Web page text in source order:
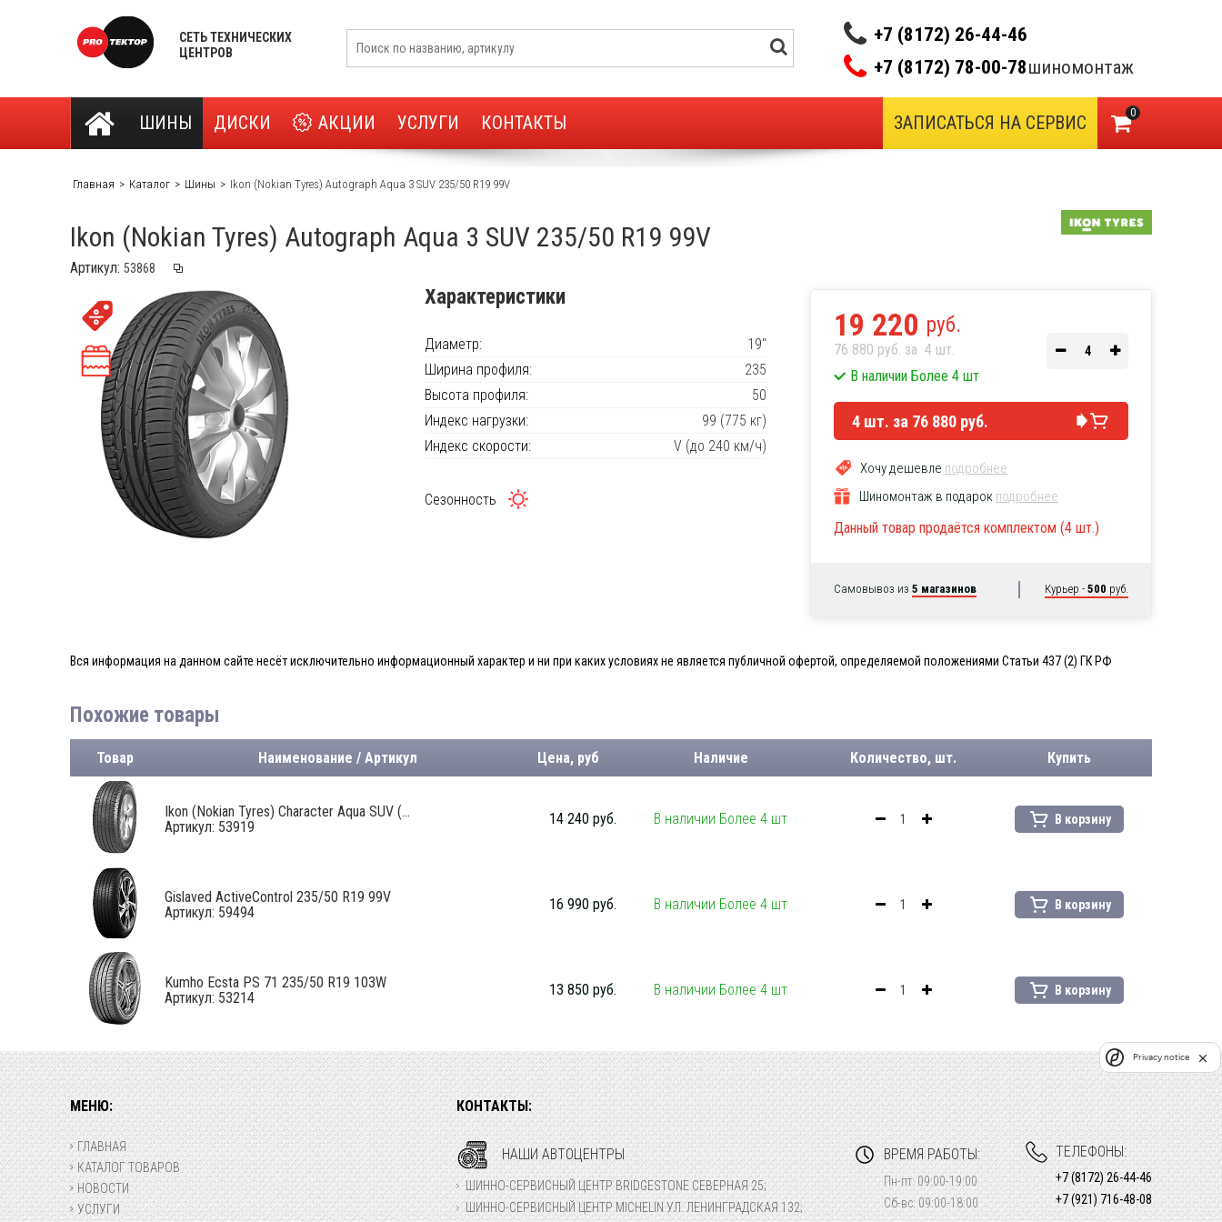
СЕТЬ ТЕХНИЧЕСКИХ
ЦЕНТРОВ
+7 (8172) 26-44-46
+7 (8172) 78-00-78шиномонтаж
ШИНЫ ДИСКИ АКЦИИ УСЛУГИ КОНТАКТЫ 0
ЗАПИСАТЬСЯ НА СЕРВИС
Главная Каталог Шины Ikon (Nokian Tyres) Autograph Aqua 3 SUV 235/50 R19 99V
Ikon (Nokian Tyres) Autograph Aqua 3 SUV 235/50 R19 99V
Артикул:
Характеристики
Диаметр:
19"
Ширина профиля:
235
Высота профиля:
50
Индекс нагрузки:
99 (775 кг)
Индекс скорости:
V (до 240 км/ч)
Сезонность
19 220 руб.
76 880 руб. за 4 шт.
В наличии Более 4 шт
4 шт. за 76 880 руб.
Хочу дешевле подробнее
Шиномонтаж в подарок подробнее
Данный товар продаётся комплектом (4 шт.)
Самовывоз из 5 магазинов Курьер - 500 руб.
Вся информация на данном сайте несёт исключительно информационный характер и ни при каких условиях не является публичной офертой, определяемой положениями Статьи 437 (2) ГК РФ
Похожие товары
Товар Наименование / Артикул Цена, руб Наличие Количество, шт. Купить
Ikon (Nokian Tyres) Character Aqua SUV (...
Артикул: 53919
14 240 руб. В наличии Более 4 шт В корзину
Gislaved ActiveControl 235/50 R19 99V
Артикул: 59494
16 990 руб. В наличии Более 4 шт В корзину
Kumho Ecsta PS 71 235/50 R19 103W
Артикул: 53214
13 850 руб. В наличии Более 4 шт В корзину
МЕНЮ:
ГЛАВНАЯ
КАТАЛОГ ТОВАРОВ
НОВОСТИ
УСЛУГИ
КОНТАКТЫ:
НАШИ АВТОЦЕНТРЫ
ШИННО-СЕРВИСНЫЙ ЦЕНТР BRIDGESTONE СЕВЕРНАЯ 25;
ШИННО-СЕРВИСНЫЙ ЦЕНТР MICHELIN УЛ. ЛЕНИНГРАДСКАЯ 132;
ВРЕМЯ РАБОТЫ:
Пн-пт: 09:00-19:00
Сб-вс: 09:00-18:00
ТЕЛЕФОНЫ:
+7 (8172) 26-44-46
+7 (921) 716-48-08
Privacy notice